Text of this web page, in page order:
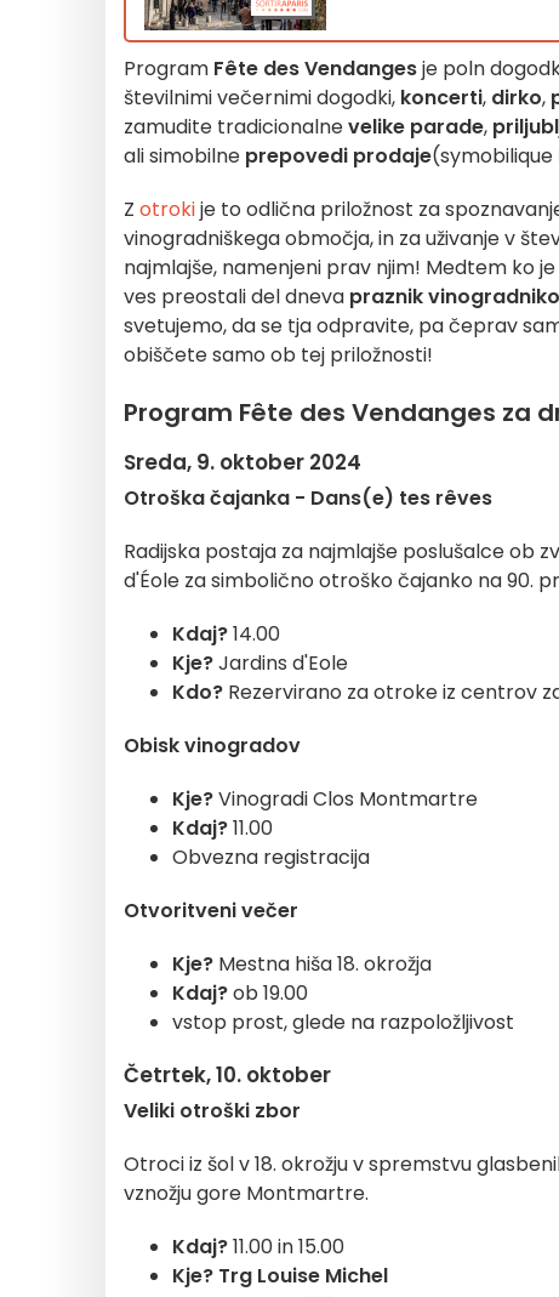
Program Fête des Vendangesje poln
številnimi večernimi dogodki, koncerti, dirko,
zamudite tradicionalnevelike parade,
ali simobilne prepovedi prodaje(symobilique
Z otrokije to odlična priložnost za
vinogradniškega območja, in za uživanje v
najmlajše, namenjeni prav njim! Medtem ko
ves preostali del dneva praznik
svetujemo, da se tja odpravite, pa čeprav
obiščete samo ob tej priložnosti!
Program Fête des Vendanges za
Sreda, 9. oktober 2024
Otroška čajanka - Dans(e) tes rêves
Radijska postaja za najmlajše poslušalce ob
d'Éole za simbolično otroško čajanko na 90.
Kdaj?14.00
Kje?Jardins d'Eole
Kdo? Rezervirano za otroke iz centrov
Obisk vinogradov
Kje?Vinogradi Clos Montmartre
Kdaj?11.00
Obvezna registracija
Otvoritveni večer
Kje? Mestna hiša 18. okrožja
Kdaj?ob 19.00
vstop prost, glede na razpoložljivost
Četrtek, 10. oktober
Veliki otroški zbor
Otroci iz šol v 18. okrožju v spremstvu
vznožju gore Montmartre.
Kdaj?11.00 in 15.00
Kje? Trg Louise Michel